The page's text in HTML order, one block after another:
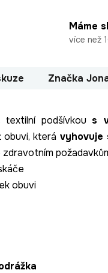
Máme
více než
Značka
podšívkous
obuvi, která vyhovuje
obuvi